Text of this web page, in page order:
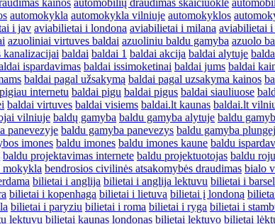
automokykla automokykla vilniuje automokyklos
i jav aviabilietai i londona aviabilietai i milana aviabilietai i
azuoliniai virtuves baldai azuoliniu baldu gamyba azuolo
kanalizacijai baldai baldai 1 baldai akcija baldai alytuje
ispardavimas baldai issimoketinai baldai jums baldai
baldai pagal užsakymą baldai pagal uzsakyma kainos
internetu baldai pigu baldai pigus baldai siauliuose
baldai virtuves baldai visiems baldai.lt kaunas baldai.lt
vilniuje baldų gamyba baldu gamyba alytuje baldu
panevezyje baldu gamyba panevezys baldu gamyba
imones baldu imones baldu imones kaune baldu
baldu projektavimas internete baldu projektuotojas baldu
mokykla bendrosios civilinės atsakomybės draudimas bialo
bilietai i anglija bilietai i anglija lektuvu bilietai i
bilietai i kopenhaga bilietai i lietuva bilietai į londoną
bilietai i paryziu bilietai i roma bilietai i ryga bilietai i
lektuvu bilietai kaunas londonas bilietai lektuvo bilietai